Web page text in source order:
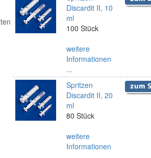
Discardit II, 10
ml
100 Stück
weitere
Informationen
...
Spritzen
Discardit II, 20
ml
80 Stück
weitere
Informationen